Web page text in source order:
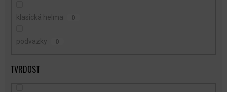
klasická helma 0
podvazky 0
TVRDOST